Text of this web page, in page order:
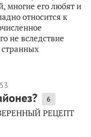
многие его любят и
относится к
не вследствие
странных
6
РЕЦЕПТ